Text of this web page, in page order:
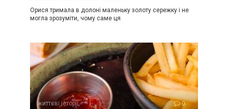
Орися тримала в долоні маленьку золоту сережку і не
могла зрозуміти, чому саме ця
життєві історії 0